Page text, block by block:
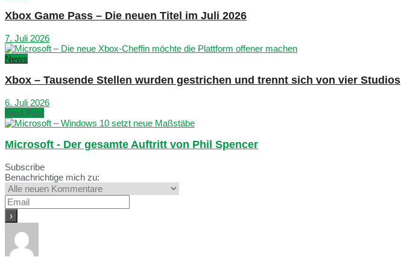
Xbox Game Pass – Die neuen Titel im Juli 2026
7. Juli 2026
News
Xbox – Tausende Stellen wurden gestrichen und trennt sich von vier Studios
6. Juli 2026
Next Post
Microsoft - Der gesamte Auftritt von Phil Spencer
Subscribe
Benachrichtige mich zu: